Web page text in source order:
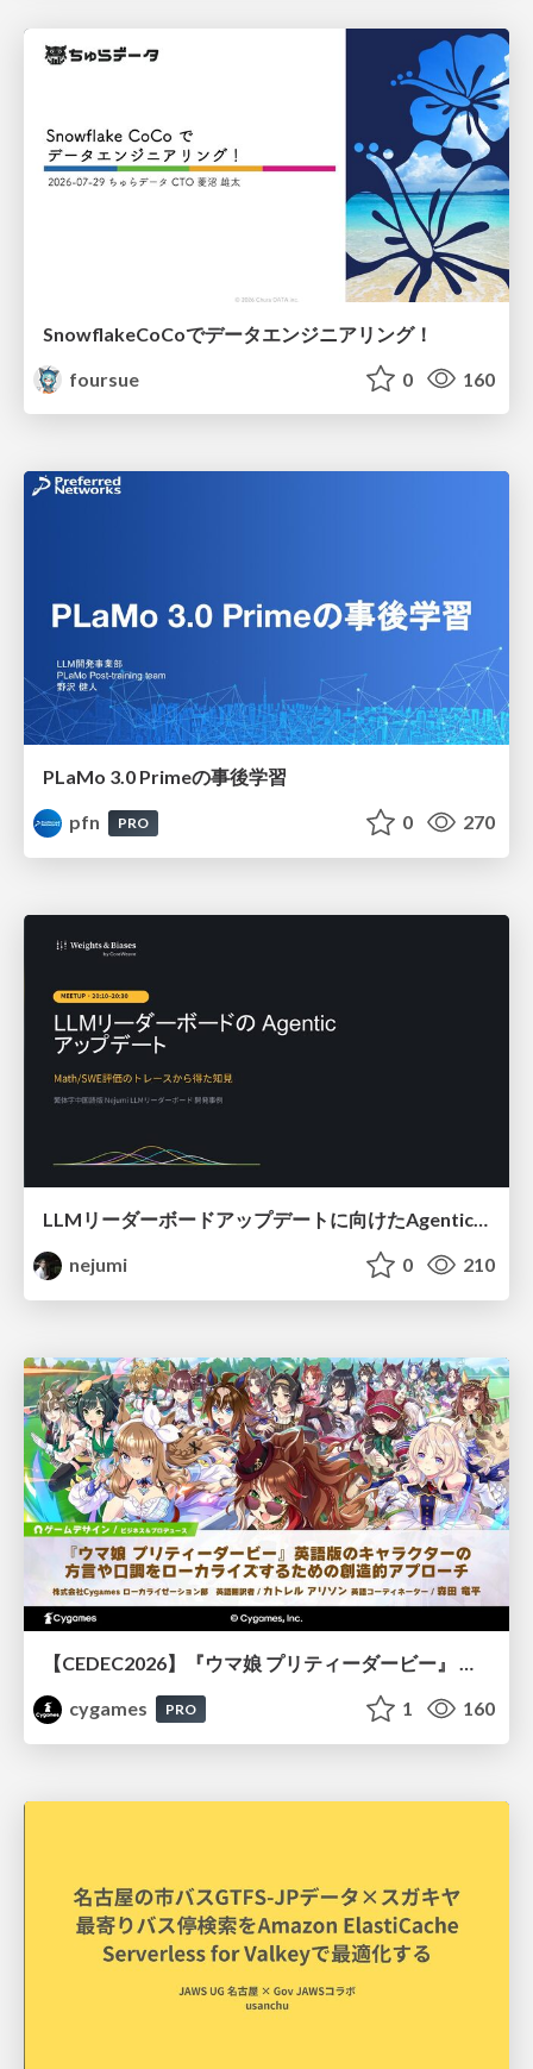
SnowflakeCoCoでデータエンジニアリング！
foursue
0 160
PLaMo 3.0 Primeの事後学習
pfn
PRO 0 270
LLMリーダーボードアップデートに向けたAgentic Math_SWEのトレースについて
nejumi
0 210
cygames
PRO 1 160